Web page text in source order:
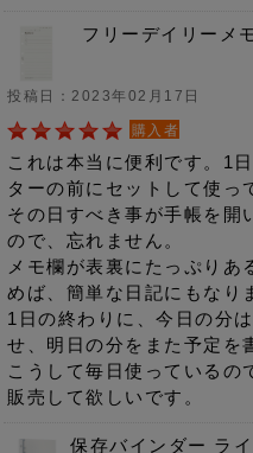
フリーデイリーメ
投稿日：2023年02月17日
購入者
これは本当に便利です。1
ターの前にセットして使っ
その日すべき事が手帳を開
ので、忘れません。
メモ欄が表裏にたっぷりあ
めば、簡単な日記にもなり
1日の終わりに、今日の分
せ、明日の分をまた予定を
こうして毎日使っているの
販売して欲しいです。
保存バインダー ラ